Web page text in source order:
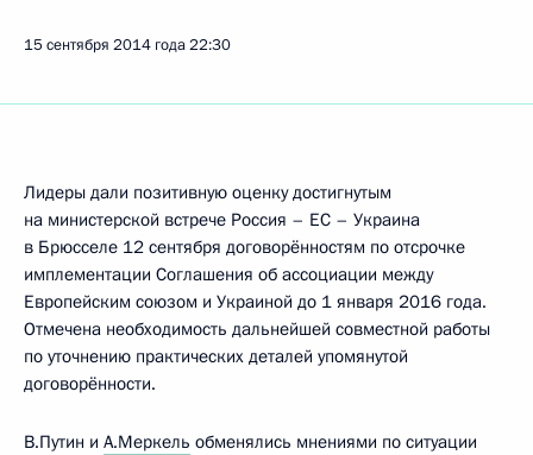
15 сентября 2014 года22:30
Лидеры дали позитивную оценку достигнутым
на министерской встрече Россия – ЕС – Украина
в Брюсселе 12 сентября договорённостям по отсрочке
имплементации Соглашения об ассоциации между
Европейским союзом и Украиной до 1 января 2016 года.
Отмечена необходимость дальнейшей совместной работы
по уточнению практических деталей упомянутой
договорённости.
В.Путин и А.Меркель обменялись мнениями по ситуации